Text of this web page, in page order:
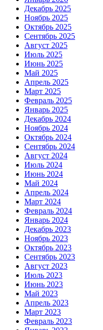
Декабрь 2025
Ноябрь 2025
Октябрь 2025
Сентябрь 2025
Август 2025
Июль 2025
Июнь 2025
Май 2025
Апрель 2025
Март 2025
Февраль 2025
Январь 2025
Декабрь 2024
Ноябрь 2024
Октябрь 2024
Сентябрь 2024
Август 2024
Июль 2024
Июнь 2024
Май 2024
Апрель 2024
Март 2024
Февраль 2024
Январь 2024
Декабрь 2023
Ноябрь 2023
Октябрь 2023
Сентябрь 2023
Август 2023
Июль 2023
Июнь 2023
Май 2023
Апрель 2023
Март 2023
Февраль 2023